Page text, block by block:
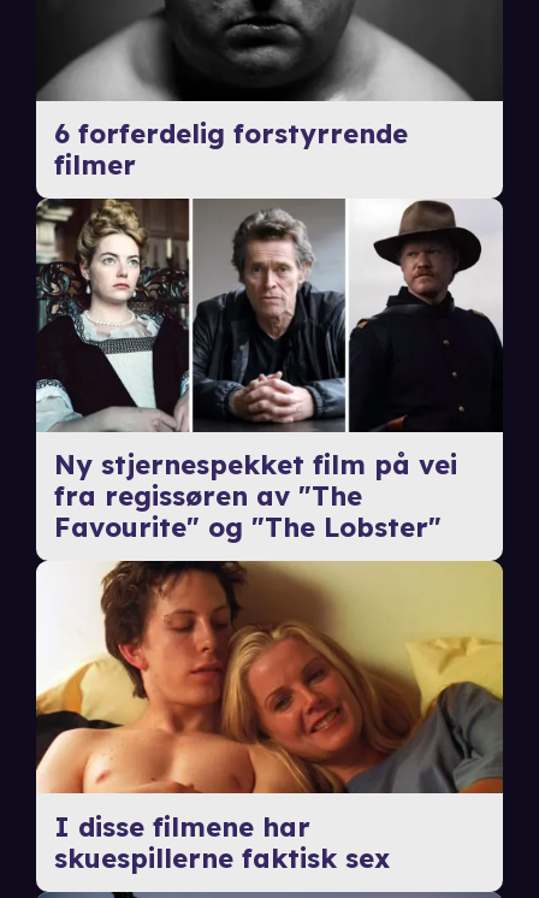
6 forferdelig forstyrrende
filmer
Ny stjernespekket film på vei
fra regissøren av "The
Favourite" og "The Lobster"
I disse filmene har
skuespillerne faktisk sex